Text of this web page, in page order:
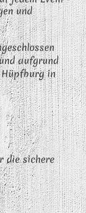
und
aufgrund
in
die sichere